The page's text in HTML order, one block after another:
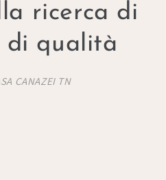
ricerca di
di qualità
CANAZEI TN